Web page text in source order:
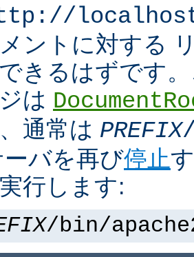
ントに対する
きるはずです
は
通常は PREFIX
ーバを再び停止
行します:
/bin/